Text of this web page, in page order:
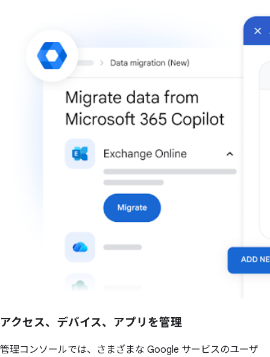
アクセス、デバイス、アプリを管理
管理コンソールでは、さまざまな Google サービスのユーザ